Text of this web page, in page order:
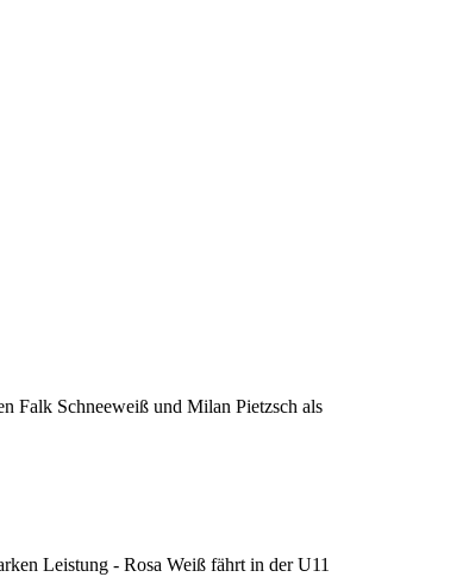
Falk Schneeweiß und Milan Pietzsch als
Leistung - Rosa Weiß fährt in der U11